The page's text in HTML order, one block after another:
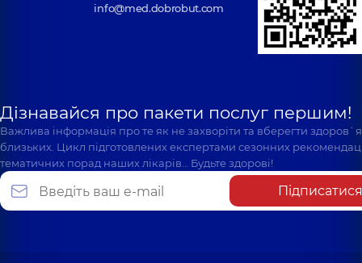
info@med.dobrobut.com
Дізнавайся про пакети послуг першим!
Важлива інформація про те як не захворіти та вберегти
близьких. Цикл підготовлених експертами сезонних
тематичних порад наших лікарів… Будьте здорові!
Підписатися